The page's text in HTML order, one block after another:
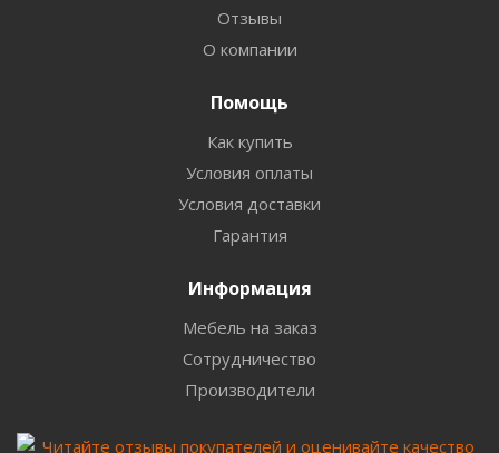
Отзывы
О компании
Помощь
Как купить
Условия оплаты
Условия доставки
Гарантия
Информация
Мебель на заказ
Сотрудничество
Производители